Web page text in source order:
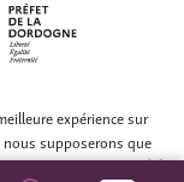
expérience sur
supposerons que